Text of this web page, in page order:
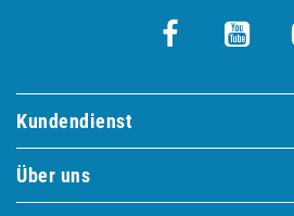
Kundendienst
Über uns